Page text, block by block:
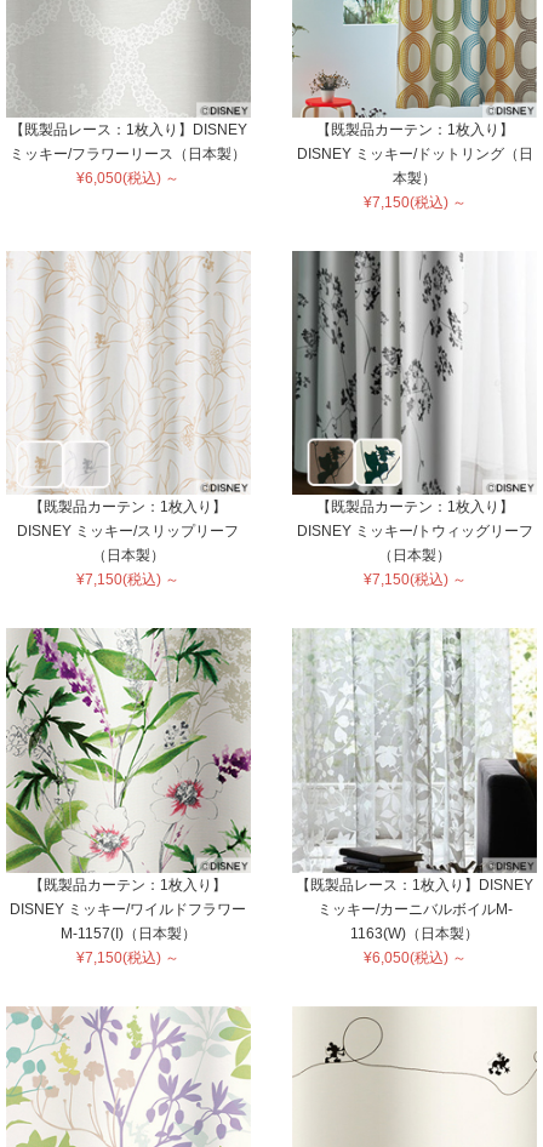
【既製品レース：1枚入り】DISNEY
ミッキー/フラワーリース（日本製）
¥6,050(税込) ～
【既製品カーテン：1枚入り】
DISNEY ミッキー/ドットリング（日
本製）
¥7,150(税込) ～
【既製品カーテン：1枚入り】
DISNEY ミッキー/スリップリーフ
（日本製）
¥7,150(税込) ～
【既製品カーテン：1枚入り】
DISNEY ミッキー/トウィッグリーフ
（日本製）
¥7,150(税込) ～
【既製品カーテン：1枚入り】
DISNEY ミッキー/ワイルドフラワー
M-1157(I)（日本製）
¥7,150(税込) ～
【既製品レース：1枚入り】DISNEY
ミッキー/カーニバルボイルM-
1163(W)（日本製）
¥6,050(税込) ～